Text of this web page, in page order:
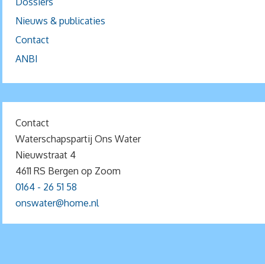
Nieuws & publicaties
Contact
ANBI
Contact
Waterschapspartij Ons Water
Nieuwstraat 4
4611 RS Bergen op Zoom
0164 - 26 51 58
onswater@home.nl